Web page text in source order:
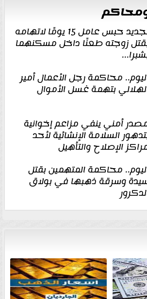
تجديد حبس عامل 15 يومًا لاتهامه
زوجته طعنًا داخل مسكنهما
محاكمة رجل الأعمال أمير
بتهمة غسل الأموال
أمني ينفي مزاعم إخوانية
السلامة الإنشائية لأحد
الإصلاح والتأهيل
محاكمة المتهمين بقتل
وسرقة ذهبها في بولاق